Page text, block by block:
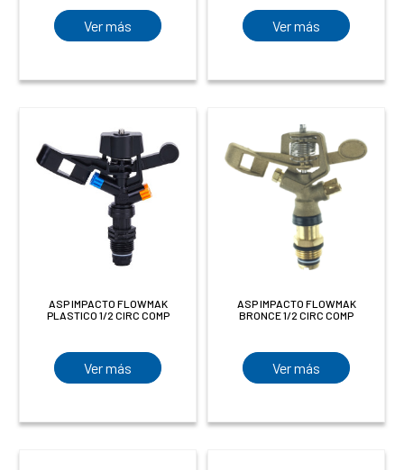
Ver más Ver más
ASP IMPACTO FLOWMAK
PLASTICO 1/2 CIRC COMP
Ver más
ASP IMPACTO FLOWMAK
BRONCE 1/2 CIRC COMP
Ver más